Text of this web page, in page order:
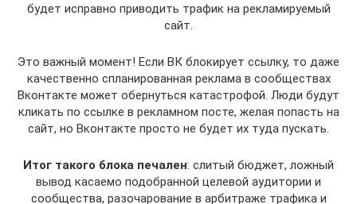
будет исправно приводить трафик на рекламируемый
сайт.
Это важный момент! Если ВК блокирует ссылку, то даже
качественно спланированная реклама в сообществах
Вконтакте может обернуться катастрофой. Люди будут
кликать по ссылке в рекламном посте, желая попасть на
сайт, но Вконтакте просто не будет их туда пускать.
Итог такого блока печален: слитый бюджет, ложный
вывод касаемо подобранной целевой аудитории и
сообщества, разочарование в арбитраже трафика и